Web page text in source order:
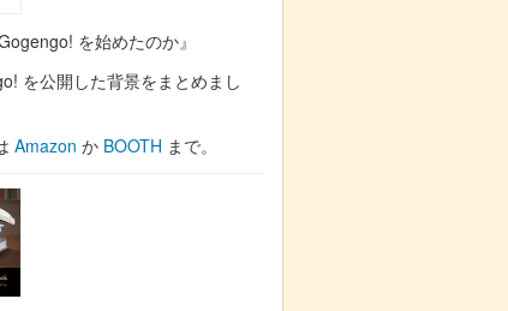
を始めたのか』
を公開した背景をまとめまし
Amazon か BOOTH まで。